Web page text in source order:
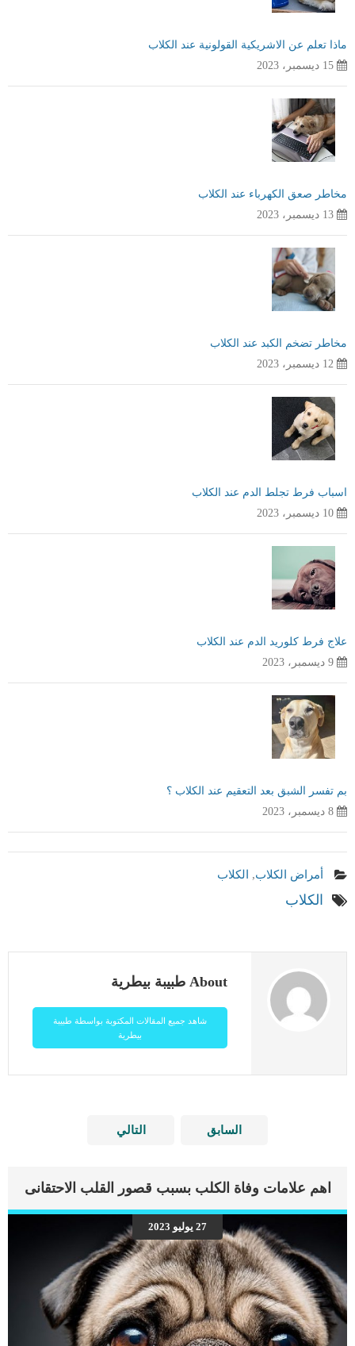
ماذا تعلم عن الاشريكية القولونية عند الكلاب
15 ديسمبر، 2023
مخاطر صعق الكهرباء عند الكلاب
13 ديسمبر، 2023
مخاطر تضخم الكبد عند الكلاب
12 ديسمبر، 2023
اسباب فرط تجلط الدم عند الكلاب
10 ديسمبر، 2023
علاج فرط كلوريد الدم عند الكلاب
9 ديسمبر، 2023
بم تفسر الشبق بعد التعقيم عند الكلاب ؟
8 ديسمبر، 2023
أمراض الكلاب, الكلاب
الكلاب
About طبيبة بيطرية
شاهد جميع المقالات المكتوبة بواسطة طبيبة
بيطرية
السابق التالي
اهم علامات وفاة الكلب بسبب قصور القلب الاحتقانى
27 يوليو 2023